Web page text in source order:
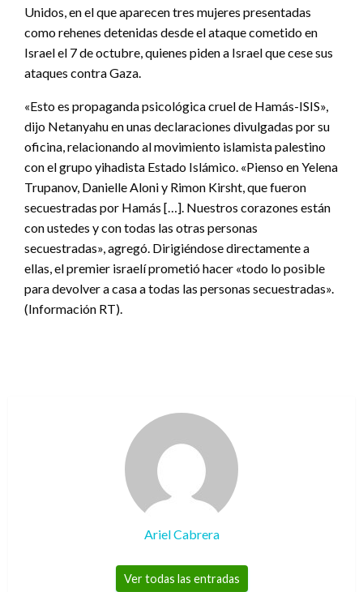
Unidos, en el que aparecen tres mujeres presentadas
como rehenes detenidas desde el ataque cometido en
Israel el 7 de octubre, quienes piden a Israel que cese sus
ataques contra Gaza.
«Esto es propaganda psicológica cruel de Hamás-ISIS»,
dijo Netanyahu en unas declaraciones divulgadas por su
oficina, relacionando al movimiento islamista palestino
con el grupo yihadista Estado Islámico. «Pienso en Yelena
Trupanov, Danielle Aloni y Rimon Kirsht, que fueron
secuestradas por Hamás […]. Nuestros corazones están
con ustedes y con todas las otras personas
secuestradas», agregó. Dirigiéndose directamente a
ellas, el premier israelí prometió hacer «todo lo posible
para devolver a casa a todas las personas secuestradas».
(Información RT).
Ariel Cabrera
Ver todas las entradas